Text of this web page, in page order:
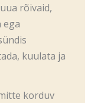
rõivaid,
ega
kuulata ja
korduv